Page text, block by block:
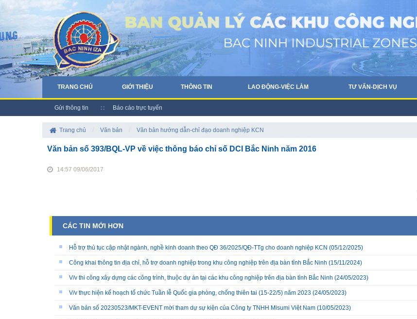
TRANG CHỦ GIỚI THIỆU THÔNG TIN LAO ĐỘNG-VIỆC LÀM TƯ VẤN-DỊCH VỤ
Gửi thông tin Báo cáo trực tuyến
Trang chủ Văn bản Văn bản hướng dẫn-chỉ đạo doanh nghiệp KCN
Văn bản số 393/BQL-VP về việc thông báo chỉ số DCI Bắc Ninh năm 2016
14:57 09/06/2017
CÁC TIN MỚI HƠN
Hỗ trợ thủ tục cập nhật ngành, nghề kinh doanh theo QĐ 36/2025/QĐ-TTg cho doanh nghiệp KCN (05/12/2025)
Công khai thông tin địa chỉ, hỗ trợ doanh nghiệp trong khu công nghiệp trên địa bàn tỉnh Bắc Ninh (15/11/2024)
V/v thi công xây dựng các công trình, thuộc dự án tại các khu công nghiệp trên địa bàn tỉnh Bắc Ninh (24/05/2023)
V/v thực hiện kế hoạch tổ chức Tuần lễ Quốc gia phòng, chống thiên tai (15-22/5) năm 2023 (24/05/2023)
Văn bản số 20230523/MKT-EVENT mời tham dự sự kiện của Công ty TNHH Misumi Việt Nam (10/05/2023)